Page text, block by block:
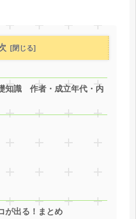
知識 作者・成立年代・内
が出る！まとめ